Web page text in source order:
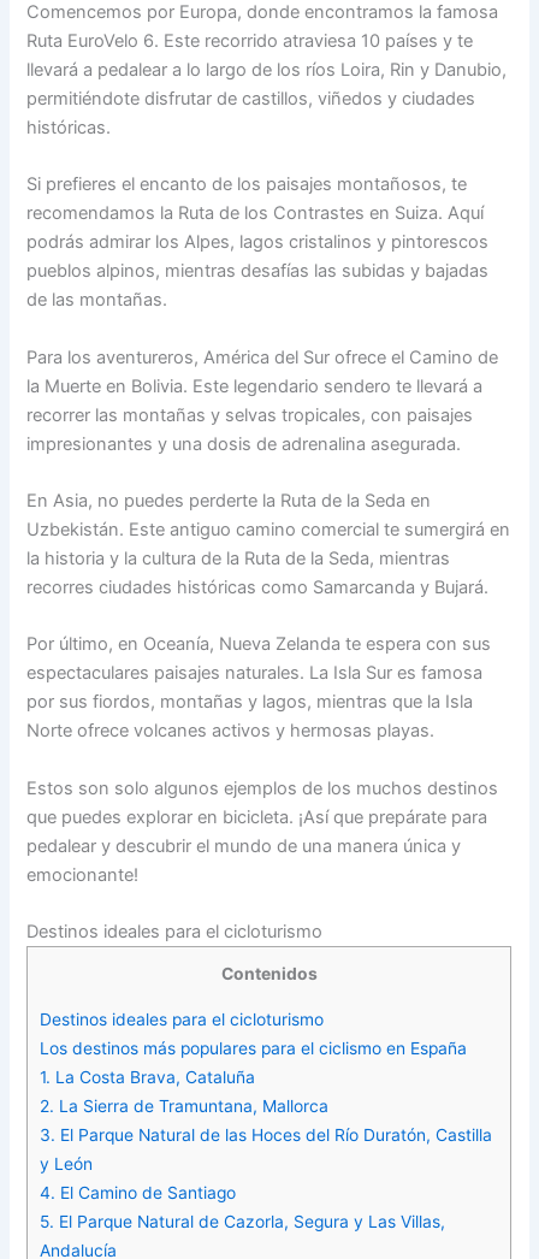
Comencemos por Europa, donde encontramos la famosa
Ruta EuroVelo 6. Este recorrido atraviesa 10 países y te
llevará a pedalear a lo largo de los ríos Loira, Rin y Danubio,
permitiéndote disfrutar de castillos, viñedos y ciudades
históricas.
Si prefieres el encanto de los paisajes montañosos, te
recomendamos la Ruta de los Contrastes en Suiza. Aquí
podrás admirar los Alpes, lagos cristalinos y pintorescos
pueblos alpinos, mientras desafías las subidas y bajadas
de las montañas.
Para los aventureros, América del Sur ofrece el Camino de
la Muerte en Bolivia. Este legendario sendero te llevará a
recorrer las montañas y selvas tropicales, con paisajes
impresionantes y una dosis de adrenalina asegurada.
En Asia, no puedes perderte la Ruta de la Seda en
Uzbekistán. Este antiguo camino comercial te sumergirá en
la historia y la cultura de la Ruta de la Seda, mientras
recorres ciudades históricas como Samarcanda y Bujará.
Por último, en Oceanía, Nueva Zelanda te espera con sus
espectaculares paisajes naturales. La Isla Sur es famosa
por sus fiordos, montañas y lagos, mientras que la Isla
Norte ofrece volcanes activos y hermosas playas.
Estos son solo algunos ejemplos de los muchos destinos
que puedes explorar en bicicleta. ¡Así que prepárate para
pedalear y descubrir el mundo de una manera única y
emocionante!
Destinos ideales para el cicloturismo
Contenidos
Destinos ideales para el cicloturismo
Los destinos más populares para el ciclismo en España
1. La Costa Brava, Cataluña
2. La Sierra de Tramuntana, Mallorca
3. El Parque Natural de las Hoces del Río Duratón, Castilla
y León
4. El Camino de Santiago
5. El Parque Natural de Cazorla, Segura y Las Villas,
Andalucía